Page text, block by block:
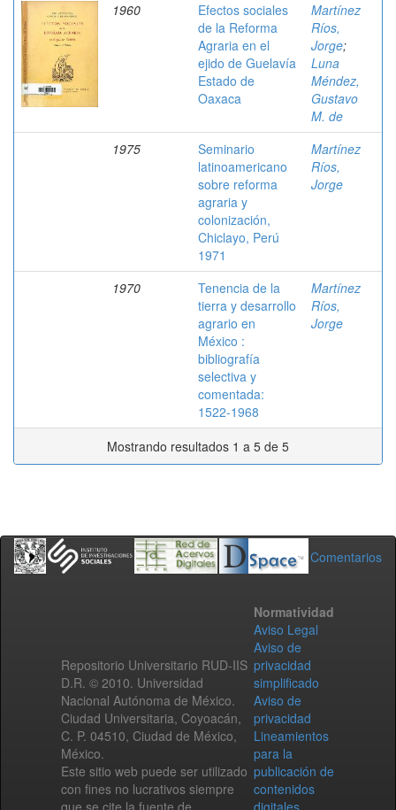
1960
Efectos sociales
de la Reforma
Agraria en el
ejido de Guelavía
Estado de
Oaxaca
Martínez
Ríos,
Jorge;
Luna
Méndez,
Gustavo
M. de
1975
Seminario
latinoamericano
sobre reforma
agraria y
colonización,
Chiclayo, Perú
1971
Martínez
Ríos,
Jorge
1970
Tenencia de la
tierra y desarrollo
agrario en
México :
bibliografía
selectiva y
comentada:
1522-1968
Martínez
Ríos,
Jorge
Mostrando resultados 1 a 5 de 5
Comentarios
Repositorio Universitario RUD-IIS
D.R. © 2010. Universidad
Nacional Autónoma de México.
Ciudad Universitaria, Coyoacán,
C. P. 04510, Ciudad de México,
México.
Este sitio web puede ser utilizado
con fines no lucrativos siempre
que se cite la fuente de
Normatividad
Aviso Legal
Aviso de
privacidad
simplificado
Aviso de
privacidad
Lineamientos
para la
publicación de
contenidos
digitales